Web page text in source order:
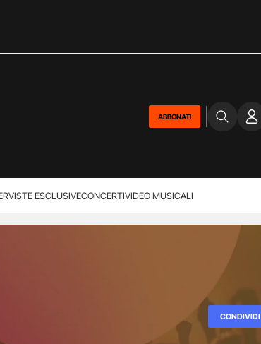
ABBONATI
ESCLUSIVECONCERTIVIDEO MUSICALI
CONDIVIDI